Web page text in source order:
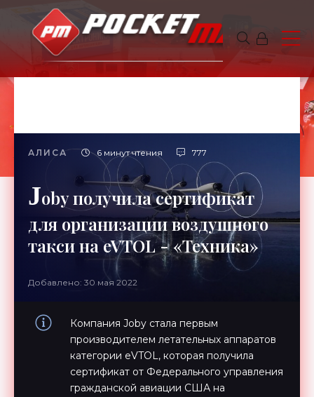
АЛИСА 6 минут чтения 777
Joby получила сертификат
для организации воздушного
такси на eVTOL - «Техника»
Добавлено: 30 мая 2022
Компания Joby стала первым
производителем летательных аппаратов
категории eVTOL, которая получила
сертификат от Федерального управления
гражданской авиации США на